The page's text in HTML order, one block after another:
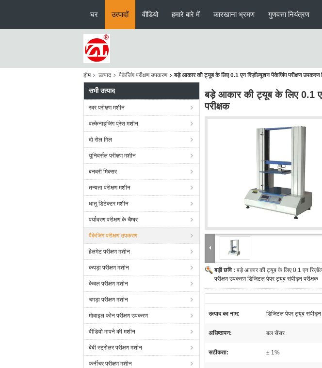
घर उत्पादों वीडियो हमारे बारे में कारखाना भ्रमण गुणवत्ता नियंत्रण
होम उत्पाद पैकेजिंग परीक्षण उपकरण बड़े आकार की ट्यूब के लिए 0.1 एन रिज़ॉल्यूशन पैकेजिंग परीक्षण उपकरण
सभी उत्पाद
रबर परीक्षण मशीन
वल्केनाइजिंग प्रेस मशीन
दो रोल मिल
यूनिवर्सल परीक्षण मशीन
बनबरी मिक्सर
तन्यता परीक्षण मशीन
धातु डिटेक्टर मशीन
पर्यावरण परीक्षण के चैम्बर
पैकेजिंग परीक्षण उपकरण
हेलमेट परीक्षण मशीन
कपड़ा परीक्षण मशीन
केबल परीक्षण मशीन
चमड़ा परीक्षण मशीन
मोबाइल फोन परीक्षण उपकरण
वीडियो मापने की मशीन
बेबी स्ट्रोलर परीक्षण मशीन
फर्नीचर परीक्षण मशीन
बड़े आकार की ट्यूब के लिए 0.1
परीक्षक
बड़ी छवि : बड़े आकार की ट्यूब के लिए 0.1 एन
परीक्षण उपकरण डिजिटल पेपर ट्यूब संपीड़न परीक्षक
उत्पाद का नाम: डिजिटल पेपर ट्यूब संपीड़न
अधिष्ठापन: बल सेंसर
सटीकता: ± 1%